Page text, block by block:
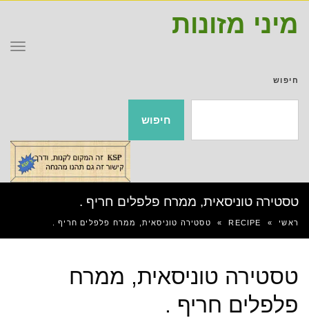
מיני מזונות
חיפוש
חיפוש
טסטירה טוניסאית, ממרח פלפלים חריף .
ראשי »
RECIPE
» טסטירה טוניסאית, ממרח פלפלים חריף .
טסטירה טוניסאית, ממרח
פלפלים חריף .